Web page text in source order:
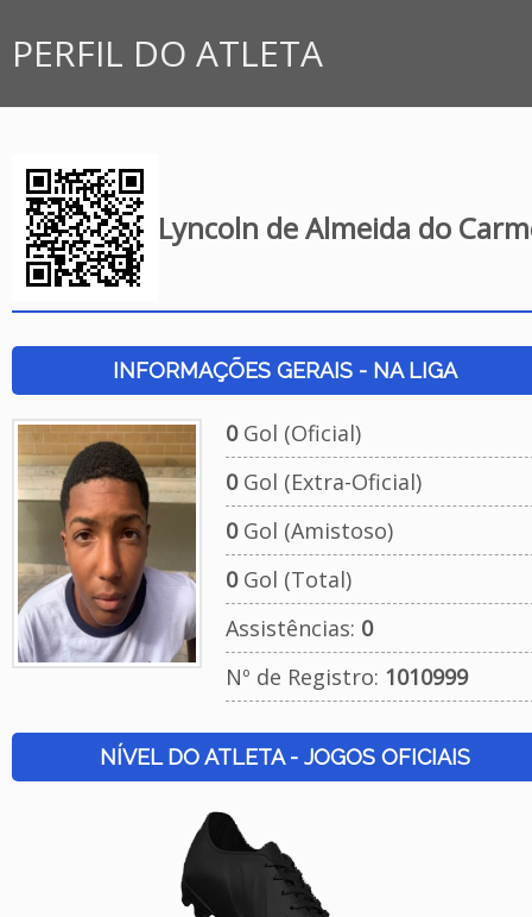
PERFIL DO ATLETA
Lyncoln de Almeida do
INFORMAÇÕES GERAIS - NA LIGA
0Gol (Oficial)
0Gol (Extra-Oficial)
0Gol (Amistoso)
0Gol (Total)
Assistências: 0
Nº de Registro: 1010999
NÍVEL DO ATLETA - JOGOS OFICIAIS